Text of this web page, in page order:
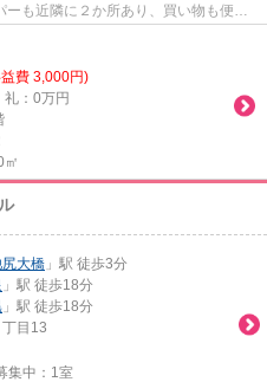
も近隣に２か所あり、買い物も便利
費 3,000円)
礼：0万円
㎡
大橋 」駅 徒歩3分
」駅 徒歩18分
」駅 徒歩18分
丁目13
集中： 1室